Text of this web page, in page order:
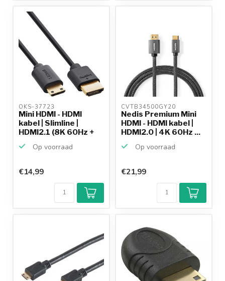
OKS-37723
Mini HDMI - HDMI
kabel | Slimline |
HDMI2.1 (8K 60Hz +
Op voorraad
€14,99
CVTB34500GY20
Nedis Premium Mini
HDMI - HDMI kabel |
HDMI2.0 | 4K 60Hz ...
Op voorraad
€21,99